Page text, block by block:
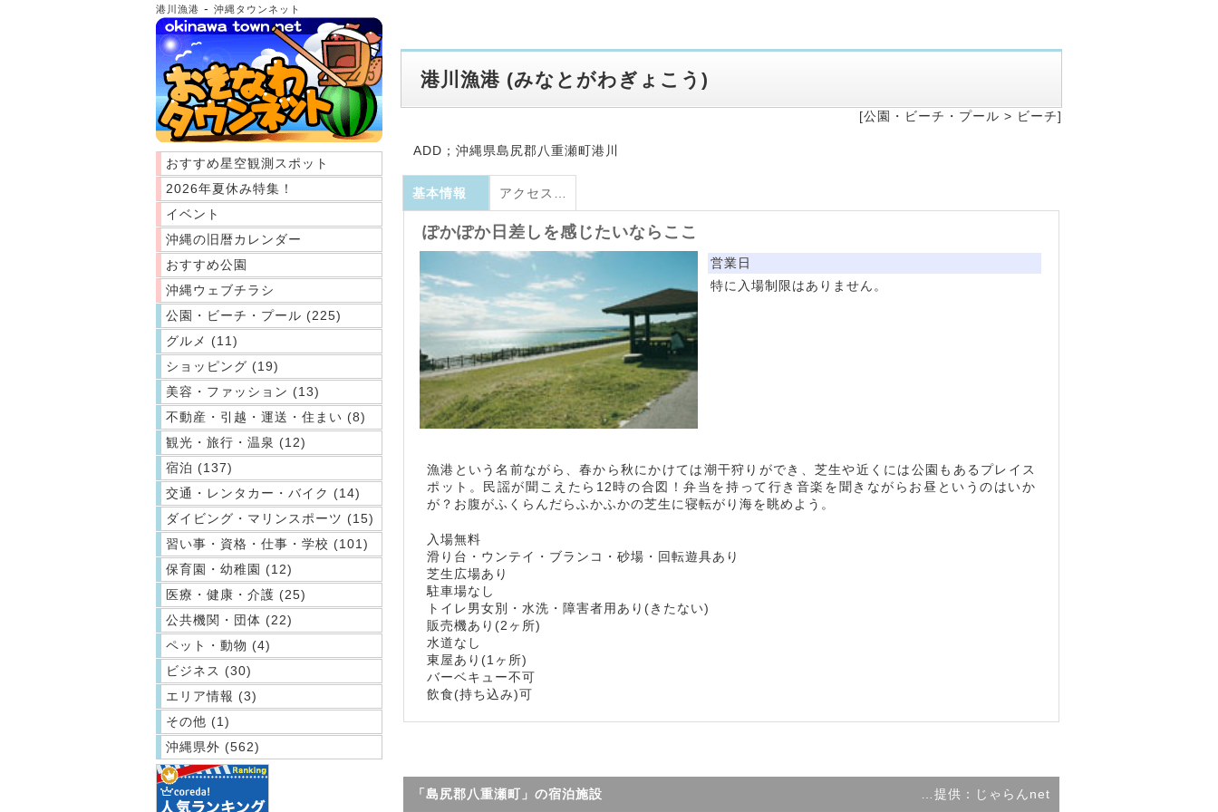
港川漁港 - 沖縄タウンネット
おすすめ星空観測スポット
2026年夏休み特集！
イベント
沖縄の旧暦カレンダー
おすすめ公園
沖縄ウェブチラシ
公園・ビーチ・プール (225)
グルメ (11)
ショッピング (19)
美容・ファッション (13)
不動産・引越・運送・住まい (8)
観光・旅行・温泉 (12)
宿泊 (137)
交通・レンタカー・バイク (14)
ダイビング・マリンスポーツ (15)
習い事・資格・仕事・学校 (101)
保育園・幼稚園 (12)
医療・健康・介護 (25)
公共機関・団体 (22)
ペット・動物 (4)
ビジネス (30)
エリア情報 (3)
その他 (1)
沖縄県外 (562)
港川漁港 (みなとがわぎょこう )
[公園・ビーチ・プール > ビーチ]
ADD；沖縄県島尻郡八重瀬町港川
基本情報
ぽかぽか日差しを感じたいならここ
営業日
特に入場制限はありません。
漁港という名前ながら、春から秋にかけては潮干狩りができ、芝生や近くには公園もあるプレイス
ポット。民謡が聞こえたら12時の合図！弁当を持って行き音楽を聞きながらお昼というのはいか
が？お腹がふくらんだらふかふかの芝生に寝転がり海を眺めよう。
入場無料
滑り台・ウンテイ・ブランコ・砂場・回転遊具あり
芝生広場あり
駐車場なし
トイレ男女別・水洗・障害者用あり(きたない)
販売機あり(2ヶ所)
水道なし
東屋あり(1ヶ所)
バーベキュー不可
飲食(持ち込み)可
「島尻郡八重瀬町」の宿泊施設 …提供：じゃらんnet